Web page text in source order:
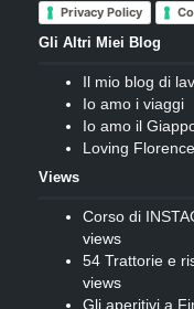
Privacy Policy
Gli Altri Miei Blog
Il mio blog di
Io amo i viaggi
Io amo il
Loving Florence
Views
Corso di
views
54 Trattorie e
views
Gli aperitivi a